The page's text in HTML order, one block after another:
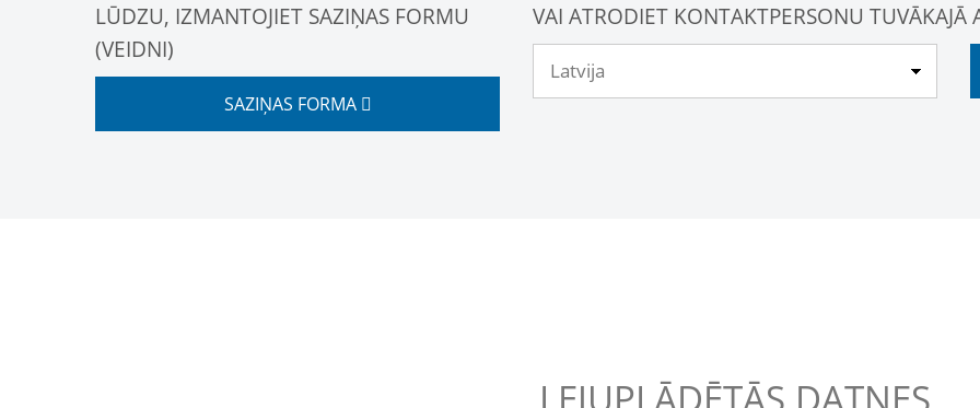
LŪDZU, IZMANTOJIET SAZIŅAS FORMU
(VEIDNI)
SAZIŅAS FORMA
VAI ATRODIET KONTAKTPERSONU TUVĀKAJĀ